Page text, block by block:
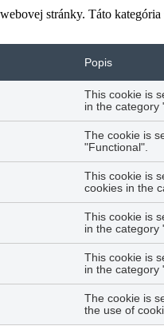
stránky. Táto
Popis
This cookie is
in the category
The cookie is
"Functional".
This cookie is
cookies in the
This cookie is
in the category
This cookie is
in the category
The cookie is
the use of